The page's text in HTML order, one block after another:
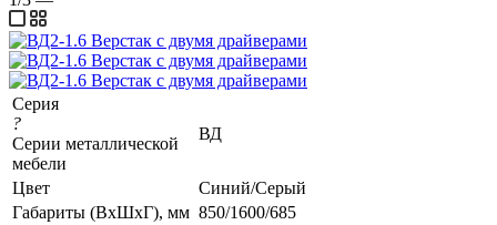
Серия
?
Серии металлической
мебели
ВД
Цвет
Синий/Серый
Габариты (ВхШхГ), мм 850/1600/685